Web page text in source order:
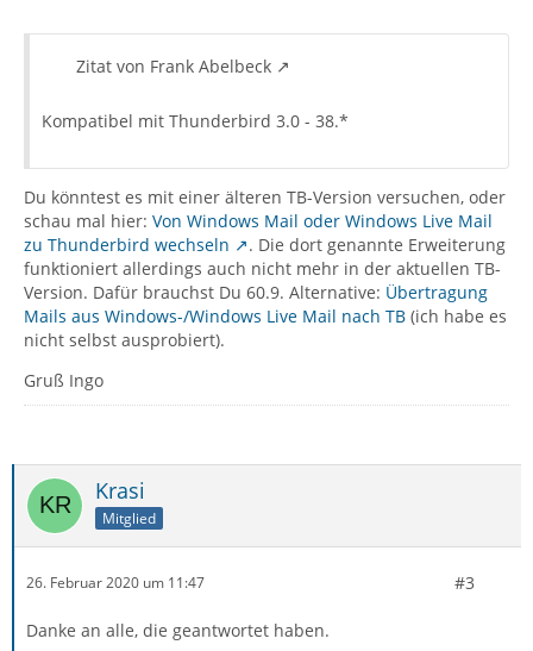
Zitat von Frank Abelbeck
Kompatibel mit Thunderbird 3.0 - 38.*
Du könntest es mit einer älteren TB-Version versuchen, oder
schau mal hier: Von Windows Mail oder Windows Live Mail
zu Thunderbird wechseln
. Die dort genannte Erweiterung
funktioniert allerdings auch nicht mehr in der aktuellen TB-
Version. Dafür brauchst Du 60.9. Alternative: Übertragung
Mails aus Windows-/Windows Live Mail nach TB (ich habe es
nicht selbst ausprobiert).
Gruß Ingo
Krasi
Mitglied
26. Februar 2020 um 11:47 #3
Danke an alle, die geantwortet haben.